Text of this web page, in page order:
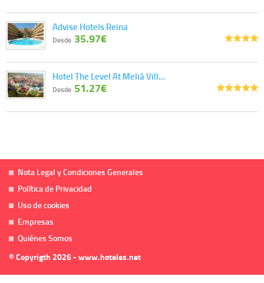
Advise Hotels Reina
Desde 35.97€
Hotel The Level At Meliá Vill…
Desde 51.27€
Nota Legal y Condiciones Generales
Política de Privacidad
Uso de cookies
Empresas
Quiénes Somos
© Copyrigth 2026 - www.hoteles.net